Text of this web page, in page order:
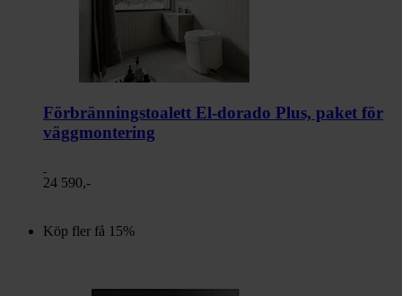
Förbränningstoalett El-dorado Plus, paket för
väggmontering
24 590,-
Köp fler få 15%